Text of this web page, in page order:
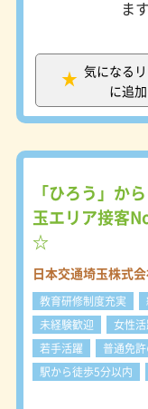
中
ミ
ます。 他のタクシー
ー
いていま
結
が
状
配
ア
数
ク
く
利
る
は
す
を
気になる
に追加
「ひろう」か
玉エリア接客
☆
日本交通埼玉株式
教育研修制度充実
未経験歓迎
女性
若手活躍
普通免
駅から徒歩5分以内